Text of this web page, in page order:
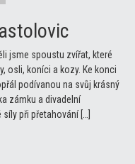
jsme spoustu zvířat, které
osli, koníci a kozy. Ke konci
podívanou na svůj krásný
zámku a divadelní
při přetahování […]